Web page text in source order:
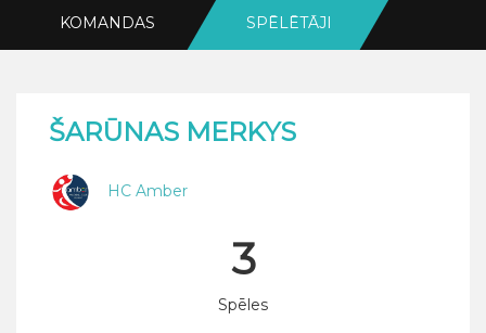
KOMANDAS SPĒLĒTĀJI
ŠARŪNAS MERKYS
HC Amber
3
Spēles